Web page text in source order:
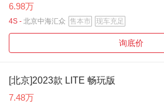
6.98万
4S - 北京中海汇众 售本市 现车充足
询底价
[北京]2023款 LITE 畅玩版
7.48万